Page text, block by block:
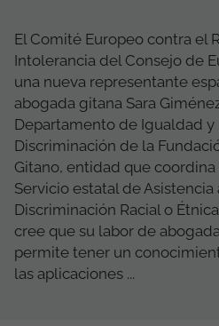
El Comité Europeo contra el
Intolerancia del Consejo de
una nueva representante
abogada gitana Sara
Departamento de Igualdad y
Discriminación de la
Gitano, entidad que
Servicio estatal de
Discriminación Racial o
cree que su labor de
permite tener un
las aplicaciones ...